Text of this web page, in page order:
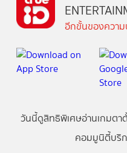
อีกขั้นของความ
วันนี้ดูสิทธิพิเศษอ่านเกมตา
คอมมูนิตี้บริ